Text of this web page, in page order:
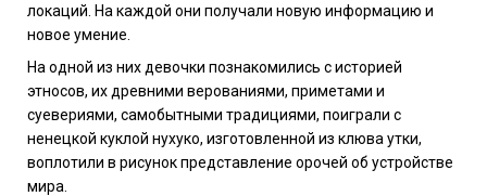
локаций. На каждой они получали новую информацию и
новое умение.
На одной из них девочки познакомились с историей
этносов, их древними верованиями, приметами и
суевериями, самобытными традициями, поиграли с
ненецкой куклой нухуко, изготовленной из клюва утки,
воплотили в рисунок представление орочей об устройстве
мира.